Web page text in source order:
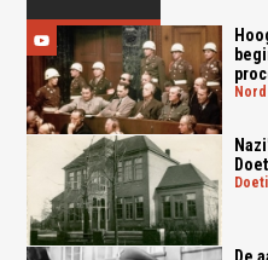
nord
De